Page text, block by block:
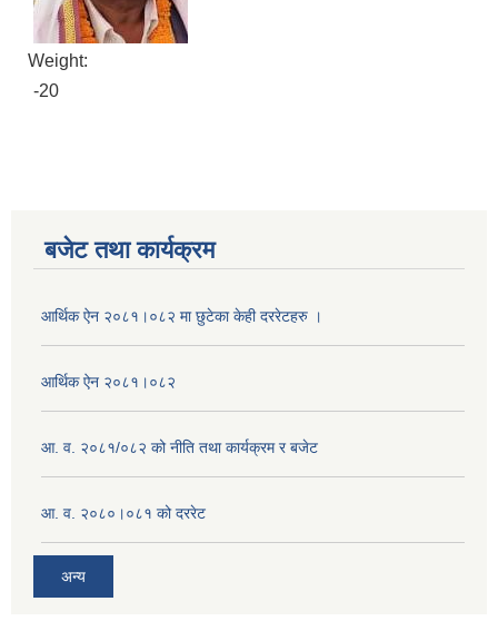
Weight:
-20
बजेट तथा कार्यक्रम
आर्थिक ऐन २०८१।०८२ मा छुटेका केही दररेटहरु ।
आर्थिक ऐन २०८१।०८२
आ. व. २०८१/०८२ को नीति तथा कार्यक्रम र बजेट
आ. व. २०८०।०८१ को दररेट
अन्य